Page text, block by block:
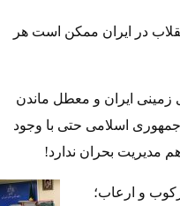
در ایران ممکن است هر
زمینی ایران و معطل ماندن
جمهوری اسلامی حتی با وجود
مدیریت بحران ندارد!
و ارعاب؛